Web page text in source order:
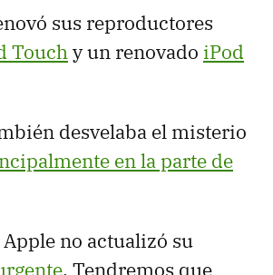
sus reproductores
Touchy un renovado iPod
desvelaba el misterio
en la parte de
no actualizó su
. Tendremos que